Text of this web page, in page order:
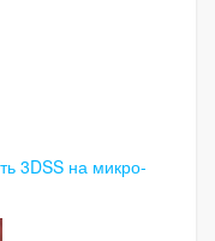
3DSS на микро-